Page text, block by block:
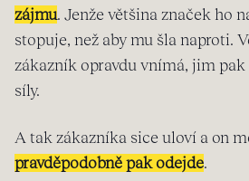
zájmu. Jenže většina značek ho
stopuje, než aby mu šla naproti.
zákazník opravdu vnímá, jim
síly.
A tak zákazníka sice uloví a on
pravděpodobně pak odejde.